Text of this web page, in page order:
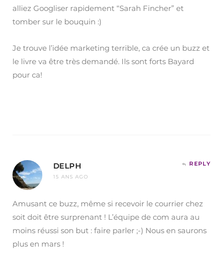
alliez Googliser rapidement “Sarah Fincher” et
tomber sur le bouquin :)
Je trouve l’idée marketing terrible, ca crée un buzz et
le livre va être très demandé. Ils sont forts Bayard
pour ca!
DELPH
15 ANS AGO
REPLY
Amusant ce buzz, même si recevoir le courrier chez
soit doit être surprenant ! L’équipe de com aura au
moins réussi son but : faire parler ;-) Nous en saurons
plus en mars !